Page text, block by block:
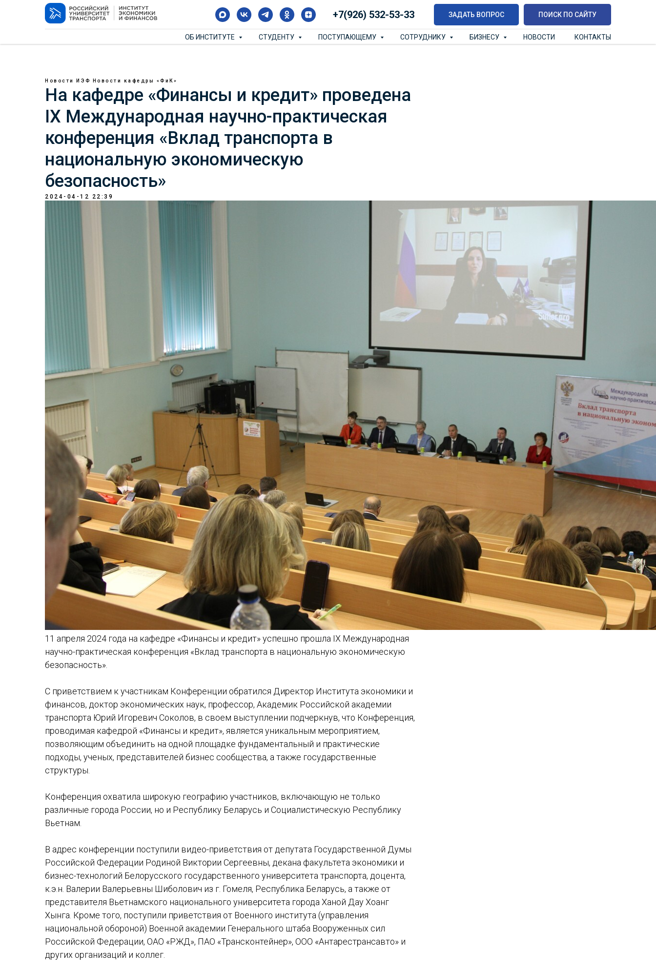
+7(926) 532-53-33 ЗАДАТЬ ВОПРОС ПОИСК ПО САЙТУ
ОБ ИНСТИТУТЕ СТУДЕНТУ ПОСТУПАЮЩЕМУ СОТРУДНИКУ БИЗНЕСУ НОВОСТИ КОНТАКТЫ
Новости ИЭФ Новости кафедры «ФиК»
На кафедре «Финансы и кредит» проведена
IX Международная научно-практическая
конференция «Вклад транспорта в
национальную экономическую
безопасность»
2024-04-12 22:39
11 апреля 2024 года на кафедре «Финансы и кредит» успешно прошла IX Международная
научно-практическая конференция «Вклад транспорта в национальную экономическую
безопасность».
С приветствием к участникам Конференции обратился Директор Института экономики и
финансов, доктор экономических наук, профессор, Академик Российской академии
транспорта Юрий Игоревич Соколов, в своем выступлении подчеркнув, что Конференция,
проводимая кафедрой «Финансы и кредит», является уникальным мероприятием,
позволяющим объединить на одной площадке фундаментальный и практические
подходы, ученых, представителей бизнес сообщества, а также государственные
структуры.
Конференция охватила широкую географию участников, включающую не только
различные города России, но и Республику Беларусь и Социалистическую Республику
Вьетнам.
В адрес конференции поступили видео-приветствия от депутата Государственной Думы
Российской Федерации Родиной Виктории Сергеевны, декана факультета экономики и
бизнес-технологий Белорусского государственного университета транспорта, доцента,
к.э.н. Валерии Валерьевны Шиболович из г. Гомеля, Республика Беларусь, а также от
представителя Вьетнамского национального университета города Ханой Дау Хоанг
Хынга. Кроме того, поступили приветствия от Военного института (управления
национальной обороной) Военной академии Генерального штаба Вооруженных сил
Российской Федерации, ОАО «РЖД», ПАО «Трансконтейнер», ООО «Антарестрансавто» и
других организаций и коллег.